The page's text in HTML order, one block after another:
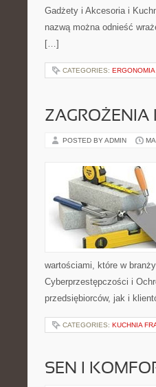
Gadżety i Akcesoria i
nazwą można odnieść
[…]
CATEGORIES:
ZAGROŻENIA
POSTED BY ADMIN
wartościami, które w
Cyberprzestępczości i
przedsiębiorców, jak i
CATEGORIES: KUCHNIA
SEN I